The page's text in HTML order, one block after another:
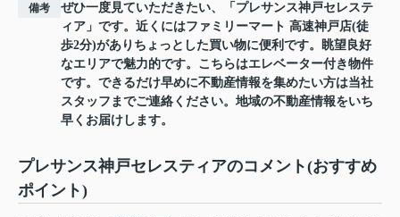
備考
ぜひ一度見ていただきたい、「プレサンス神戸セレステ
ィア」です。近くにはファミリーマート 高速神戸店(徒
歩2分)がありちょっとした買い物に便利です。眺望良好
なエリアで魅力的です。こちらはエレベーター付き物件
です。できるだけ早めに不動産情報を集めたい方は当社
スタッフまでご連絡ください。地域の不動産情報をいち
早くお届けします。
プレサンス神戸セレスティアのコメント(おすすめ
ポイント)